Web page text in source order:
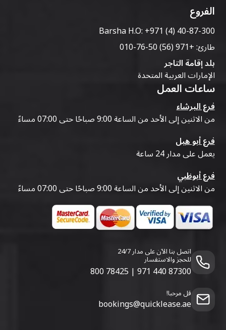
الفروع
Barsha H.O:+971 (4) 40-87-300
طارئ:+971 (56) 50-76-010
بلد إقامة التاجر
الإمارات العربية المتحدة
ساعات العمل
فرع البرشاء
من الاثنين إلى الأحد من الساعة 9:00 صباحًا حتى 07:00 مساءً
فرع أبو هيل
يعمل على مدار 24 ساعة
فرع أبوظبي
من الاثنين إلى الأحد من الساعة 9:00 صباحًا حتى 07:00 مساءً
اتصل بنا الآن على مدار 24/7
للحجز والاستفسار
800 78425 | 971 440 87300
قل مرحبا!
bookings@quicklease.ae